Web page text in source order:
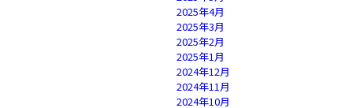
2025年4月
2025年3月
2025年2月
2025年1月
2024年12月
2024年11月
2024年10月